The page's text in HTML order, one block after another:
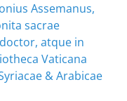
Assemanus,
sacrae
atque in
Vaticana
& Arabicae